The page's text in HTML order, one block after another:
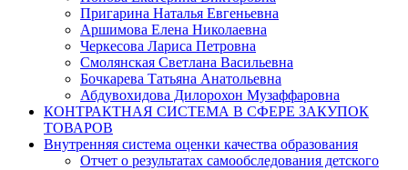
Пригарина Наталья Евгеньевна
Аршимова Елена Николаевна
Черкесова Лариса Петровна
Смолянская Светлана Васильевна
Бочкарева Татьяна Анатольевна
Абдувохидова Дилорохон Музаффаровна
КОНТРАКТНАЯ СИСТЕМА В СФЕРЕ ЗАКУПОК
ТОВАРОВ
Внутренняя система оценки качества образования
Отчет о результатах самообследования детского